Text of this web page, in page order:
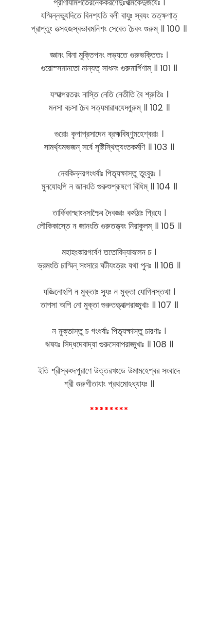
যস্মিন্নভ্যুদিতে বিনশ্যতি বলী বাযুঃ স্বযং তত্​ক্ষণাত্
প্রাপ্তুং তত্সহজস্বভাবমনিশং সেবেত চৈকং গুরুম্ ॥ 100 ॥
জ্ঞানং বিনা মুক্তিপদং লভ্যতে গুরুভক্তিতঃ ।
গুরোস্সমানতো নান্যত্ সাধনং গুরুমার্গিণাম্ ॥ 101 ॥
যস্মাত্পরতরং নাস্তি নেতি নেতীতি বৈ শ্রুতিঃ ।
মনসা বচসা চৈব সত্যমারাধযেদ্গুরুম্ ॥ 102 ॥
গুরোঃ কৃপাপ্রসাদেন ব্রহ্মবিষ্ণুমহেশ্বরাঃ ।
সামর্থ্যমভজন্ সর্বে সৃষ্টিস্থিত্যংতকর্মণি ॥ 103 ॥
দেবকিন্নরগংধর্বাঃ পিতৃযক্ষাস্তু তুংবুরঃ ।
মুনযোঽপি ন জানংতি গুরুশুশ্রূষণে বিধিম্ ॥ 104 ॥
তার্কিকাশ্ছাংদসাশ্চৈব দৈবজ্ঞাঃ কর্মঠাঃ প্রিযে ।
লৌকিকাস্তে ন জানংতি গুরুতত্ত্বং নিরাকুলম্ ॥ 105 ॥
মহাহংকারগর্বেণ ততোবিদ্যাবলেন চ ।
ভ্রমংতি চাস্মিন্ সংসারে ঘটীযংত্রং যথা পুনঃ ॥ 106 ॥
যজ্ঞিনোঽপি ন মুক্তাঃ স্যুঃ ন মুক্তা যোগিনস্তথা ।
তাপসা অপি নো মুক্তা গুরুতত্ত্বাত্পরাঙ্মুখাঃ ॥ 107 ॥
ন মুক্তাস্তু চ গংধর্বাঃ পিতৃযক্ষাস্তু চারণাঃ ।
ঋষযঃ সিদ্ধদেবাদ্যা গুরুসেবাপরাঙ্মুখাঃ ॥ 108 ॥
ইতি শ্রীস্কংদপুরাণে উত্তরখংডে উমামহেশ্বর সংবাদে
শ্রী গুরুগীতাযাং প্রথমোঽধ্যাযঃ ॥
********